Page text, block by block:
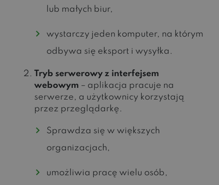
lub małych biur,
wystarczy jeden komputer, na którym
odbywa się eksport i wysyłka.
Tryb serwerowy z interfejsem
webowym – aplikacja pracuje na
serwerze, a użytkownicy korzystają
przez przeglądarkę.
Sprawdza się w większych
organizacjach,
umożliwia pracę wielu osób,